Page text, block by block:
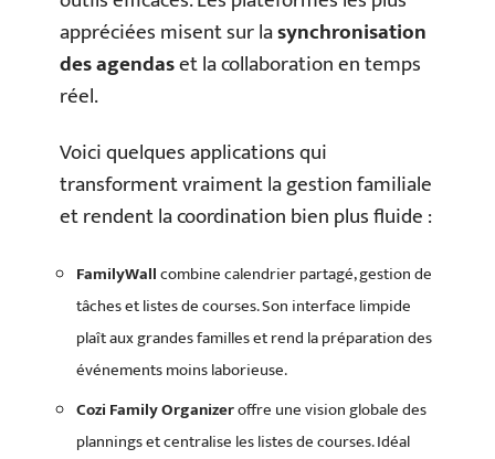
appréciées misent sur lasynchronisation
des agendaset la collaboration en temps
réel.
Voici quelques applications qui
transforment vraiment la gestion familiale
et rendent la coordination bien plus fluide :
FamilyWallcombine calendrier partagé, gestion de
tâches et listes de courses. Son interface limpide
plaît aux grandes familles et rend la préparation des
événements moins laborieuse.
Cozi Family Organizeroffre une vision globale des
plannings et centralise les listes de courses. Idéal